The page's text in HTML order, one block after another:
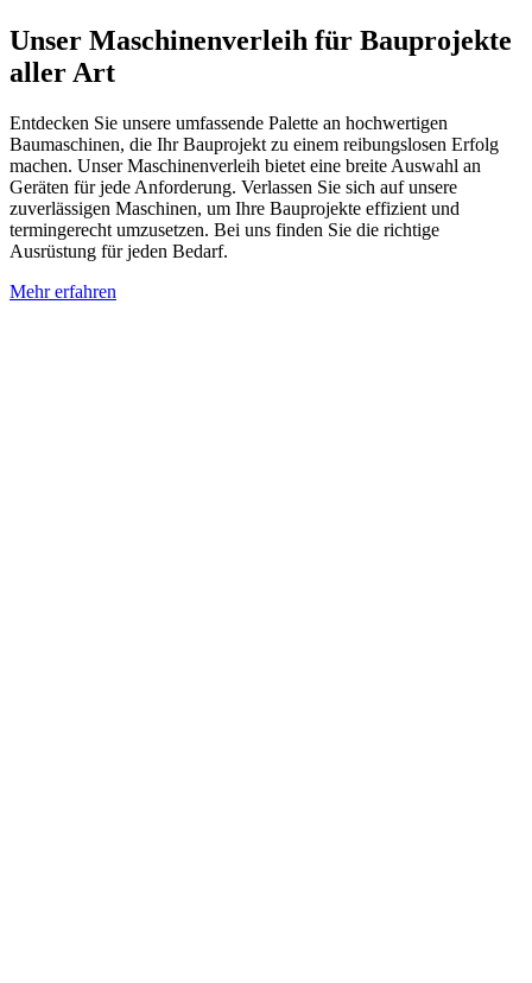
Unser Maschinenverleih für Bauprojekte
aller Art
Entdecken Sie unsere umfassende Palette an hochwertigen
Baumaschinen, die Ihr Bauprojekt zu einem reibungslosen Erfolg
machen. Unser Maschinenverleih bietet eine breite Auswahl an
Geräten für jede Anforderung. Verlassen Sie sich auf unsere
zuverlässigen Maschinen, um Ihre Bauprojekte effizient und
termingerecht umzusetzen. Bei uns finden Sie die richtige
Ausrüstung für jeden Bedarf.
Mehr erfahren